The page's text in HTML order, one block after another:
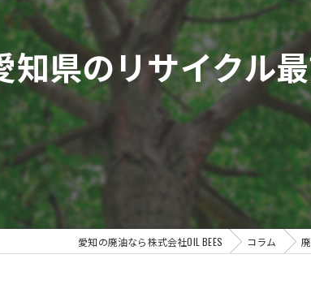
県のリサイクル
愛知の廃油なら株式会社OIL BEES コラム